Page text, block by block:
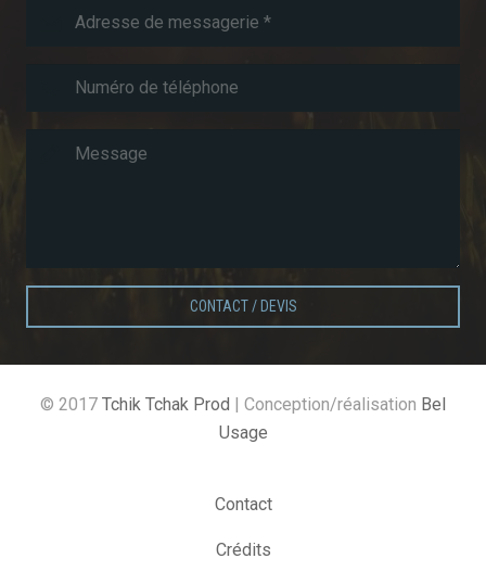
CONTACT / DEVIS
© 2017 Tchik Tchak Prod | Conception/réalisation Bel
Usage
Contact
Crédits